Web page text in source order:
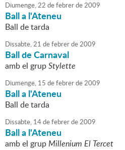
Diumenge,22 defebrerde2009
Ball a l'Ateneu
Ball de tarda
Dissabte,21 defebrerde2009
Ball de Carnaval
amb el grupStylette
Diumenge, 15 defebrerde2009
Ball a l'Ateneu
Ball de tarda
Dissabte, 14defebrerde2009
Ball a l'Ateneu
amb el grupMillenium El Tercet